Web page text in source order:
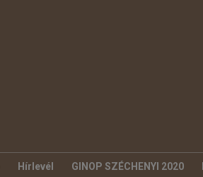
Hírlevél GINOP SZÉCHENYI 2020